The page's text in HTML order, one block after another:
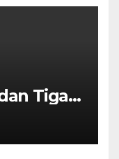
Tiga
Warga